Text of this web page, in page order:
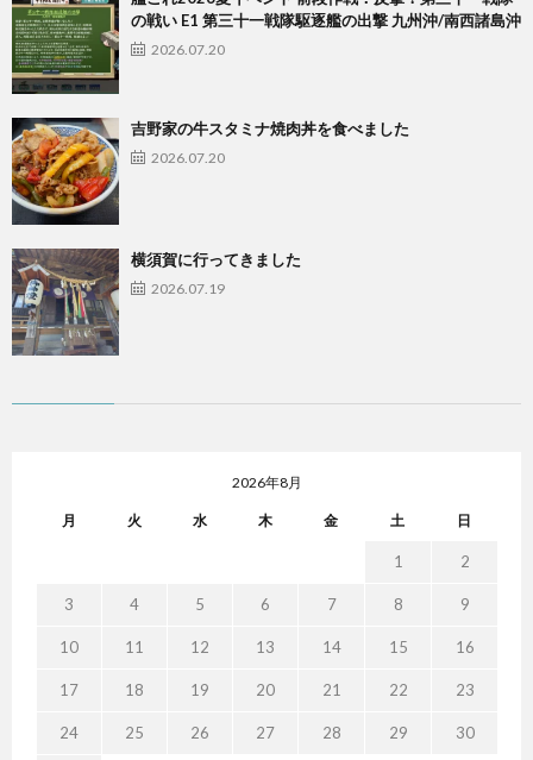
の戦い E1 第三十一戦隊駆逐艦の出撃 九州沖/南西諸島沖
2026.07.20
吉野家の牛スタミナ焼肉丼を食べました
2026.07.20
横須賀に行ってきました
2026.07.19
2026年8月
月 火 水 木 金 土 日
1 2
3 4 5 6 7 8 9
10 11 12 13 14 15 16
17 18 19 20 21 22 23
24 25 26 27 28 29 30